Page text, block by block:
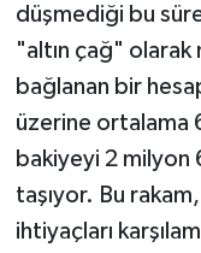
düşmediği bu
"altın çağ"
bağlanan bir
üzerine ortalama
bakiyeyi 2 milyon
taşıyor. Bu
ihtiyaçları